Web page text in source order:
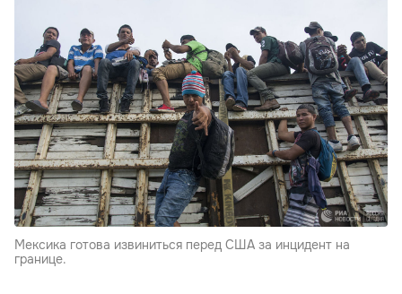
Мексика готова извиниться перед США за инцидент на
границе.